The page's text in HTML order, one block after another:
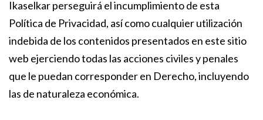
Ikaselkar perseguirá el incumplimiento de esta
Política de Privacidad, así como cualquier utilización
indebida de los contenidos presentados en este sitio
web ejerciendo todas las acciones civiles y penales
que le puedan corresponder en Derecho, incluyendo
las de naturaleza económica.